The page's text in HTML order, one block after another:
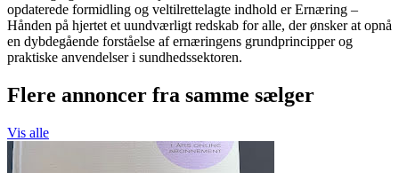
opdaterede formidling og veltilrettelagte indhold er Ernæring –
Hånden på hjertet et uundværligt redskab for alle, der ønsker at opnå
en dybdegående forståelse af ernæringens grundprincipper og
praktiske anvendelser i sundhedssektoren.
Flere annoncer fra samme sælger
Vis alle